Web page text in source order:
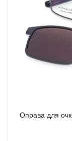
Оправа для